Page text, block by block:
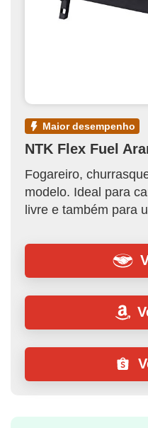
maior desempenho
NTK Flex Fuel
Fogareiro,
modelo. Ideal para
livre e também para